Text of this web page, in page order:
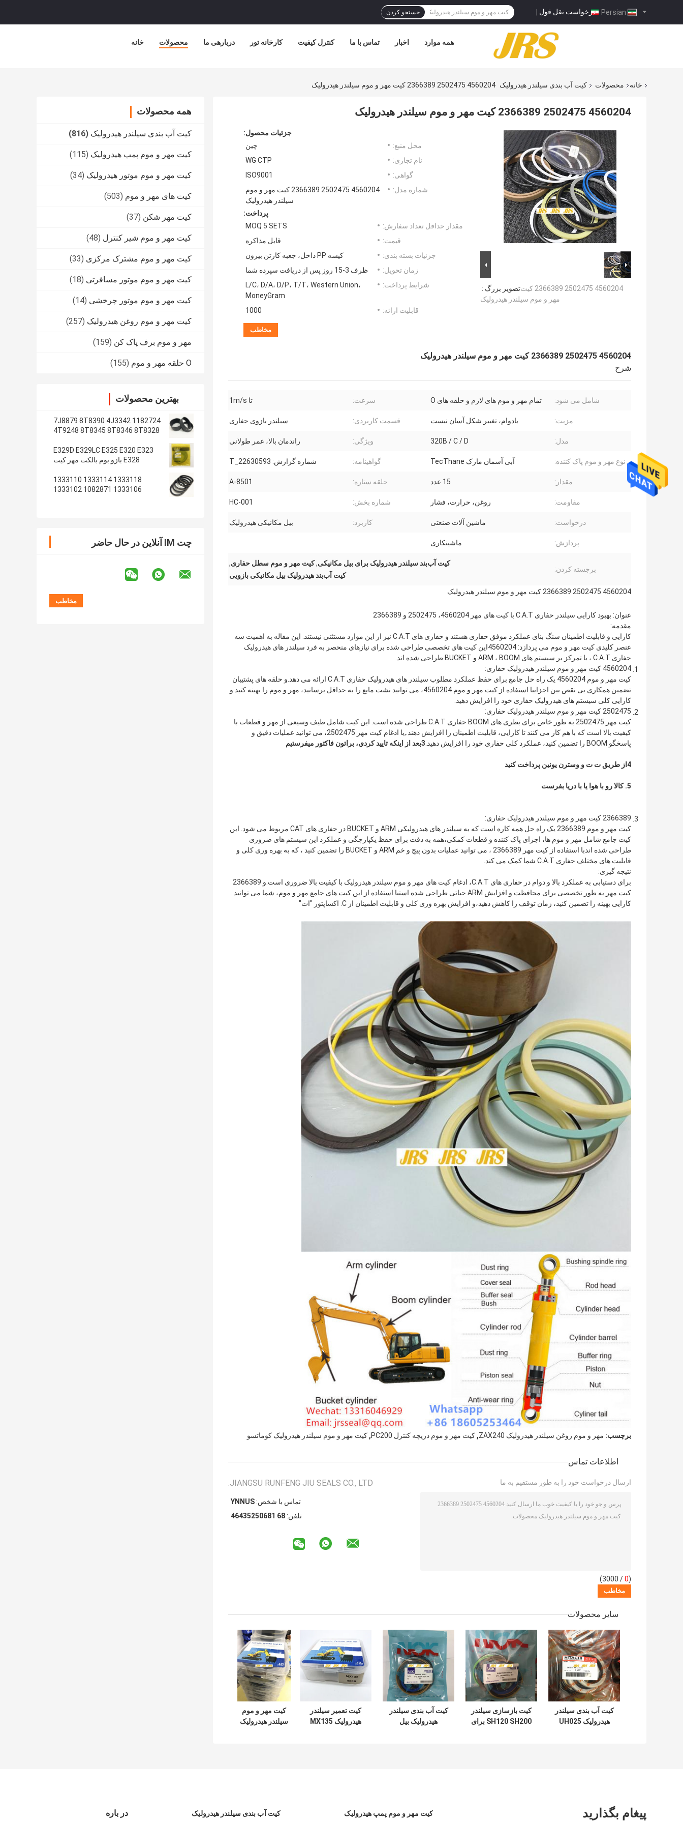
درخواست نقل قول | جستجو کردن
خانه محصولات دربارهی ما کارخانه تور کنترل کیفیت تماس با ما اخبار همه موارد
خانه محصولات کیت آب بندی سیلندر هیدرولیک 4560204 2502475 2366389 کیت مهر و موم سیلندر هیدرولیک
همه محصولات
کیت آب بندی سیلندر هیدرولیک (816)
کیت مهر و موم پمپ هیدرولیک (115)
کیت مهر و موم موتور هیدرولیک (34)
کیت های مهر و موم (503)
کیت مهر شکن (37)
کیت مهر و موم شیر کنترل (48)
کیت مهر و موم مشترک مرکزی (33)
کیت مهر و موم موتور مسافرتی (18)
کیت مهر و موم موتور چرخشی (14)
کیت مهر و موم روغن هیدرولیک (257)
مهر و موم برف پاک کن (159)
O حلقه مهر و موم (155)
بهترین محصولات
1182724 7J8879 8T8390 4J3342
4T9248 8T8345 8T8346 8T8328
E329D E329LC E325 E320 E323
E328 بازو بوم بالکت مهر کیت
1333118 1333114 1333110
1333106 1082871 1333102
چت IM آنلاین در حال حاضر
4560204 2502475 2366389 کیت مهر و موم سیلندر هیدرولیک
تصویر بزرگ :4560204 2502475 2366389 کیت
مهر و موم سیلندر هیدرولیک
جزئیات محصول:
محل منبع:
چین
نام تجاری:
WG CTP
گواهی:
ISO9001
شماره مدل:
4560204 2502475 2366389 کیت مهر و موم
سیلندر هیدرولیک
پرداخت:
مقدار حداقل تعداد سفارش:
MOQ 5 SETS
قیمت:
قابل مذاکره
جزئیات بسته بندی:
کیسه PP داخل، جعبه کارتن بیرون
زمان تحویل:
ظرف 3-15 روز پس از دریافت سپرده شما
شرایط پرداخت:
L/C، D/A، D/P، T/T، Western Union،
MoneyGram
قابلیت ارائه:
1000
مخاطب
4560204 2502475 2366389 کیت مهر و موم سیلندر هیدرولیک
شرح
شامل می شود: تمام مهر و موم های لازم و حلقه های O سرعت: تا 1m/s
مزیت: بادوام، تغییر شکل آسان نیست قسمت کاربردی: سیلندر بازوی حفاری
مدل: 320B / C / D ویژگی: راندمان بالا، عمر طولانی
نوع مهر و موم پاک کننده: آبی آسمان مارک TecThane گواهینامه: شماره گزارش: 22630593_T
مقدار: 15 عدد حلقه ستاره: A-8501
مقاومت: روغن، حرارت، فشار شماره بخش: HC-001
درخواست: ماشین آلات صنعتی کاربرد: بیل مکانیکی هیدرولیک
پردازش: ماشینکاری
برجسته کردن:
کیت آب‌بند سیلندر هیدرولیک برای بیل مکانیکی,کیت مهر و موم سطل حفاری,
کیت آب‌بند هیدرولیک بیل مکانیکی بازویی
4560204 2502475 2366389 کیت مهر و موم سیلندر هیدرولیک
عنوان: بهبود کارایی سیلندر حفاری C.A.T با کیت های مهر 4560204، 2502475 و 2366389
مقدمه:
کارایی و قابلیت اطمینان سنگ بنای عملکرد موفق حفاری هستند و حفاری های C.A.T نیز از این موارد مستثنی نیستند. این مقاله به اهمیت سه
عنصر کلیدی کیت مهر و موم می پردازد: 4560204این کیت های تخصصی طراحی شده برای نیازهای منحصر به فرد سیلندر های هیدرولیک
حفاری C.A.T ، با تمرکز بر سیستم های ARM ، BOOM و BUCKET طراحی شده اند.
4560204 کیت مهر و موم سیلندر هیدرولیک حفاری:
کیت مهر و موم 4560204 یک راه حل جامع برای حفظ عملکرد مطلوب سیلندر های هیدرولیک حفاری C.A.T ارائه می دهد.و حلقه های پشتیبان
تضمین همکاری بی نقص بین اجزایبا استفاده از کیت مهر و موم 4560204، می توانید نشت مایع را به حداقل برسانید، مهر و موم را بهینه کنید و
کارایی کلی سیستم های هیدرولیک حفاری خود را افزایش دهید.
2502475 کیت مهر و موم سیلندر هیدرولیک حفاری:
کیت مهر 2502475 به طور خاص برای بطری های BOOM حفاری C.A.T طراحی شده است. این کیت شامل طیف وسیعی از مهر و قطعات با
کیفیت بالا است که با هم کار می کنند تا کارایی، قابلیت اطمینان را افزایش دهند.,با ادغام کیت مهر 2502475، می توانید عملیات دقیق و
پاسخگو BOOM را تضمین کنید، عملکرد کلی حفاری خود را افزایش دهید.
3بعد از اينکه تاييد کردي، براتون فاکتور ميفرستيم
4از طریق ت ت و وسترن يونين پرداخت کنيد
5. کالا رو با هوا يا با دريا بفرست
2366389 کیت مهر و موم سیلندر هیدرولیک حفاری:
کیت مهر و موم 2366389 یک راه حل همه کاره است که به سیلندر های هیدرولیکی ARM و BUCKET در حفاری های CAT مربوط می شود. این
کیت جامع شامل مهر و موم ها، اجزای پاک کننده و قطعات کمکی،همه به دقت برای حفظ یکپارچگی و عملکرد این سیستم های ضروری
طراحی شده اندبا استفاده از کیت مهر 2366389 ، می توانید عملیات بدون پیچ و خم ARM و BUCKET را تضمین کنید ، که به بهره وری کلی و
قابلیت های مختلف حفاری C.A.T شما کمک می کند.
نتیجه گیری:
برای دستیابی به عملکرد بالا و دوام در حفاری های C.A.T، ادغام کیت های مهر و موم سیلندر هیدرولیک با کیفیت بالا ضروری است.و 2366389
کیت مهر به طور تخصصی برای محافظت و افزایش ARM حیاتی طراحی شده استبا استفاده از این کیت های جامع مهر و موم، شما می توانید
کارایی بهینه را تضمین کنید، زمان توقف را کاهش دهید،و افزایش بهره وری کلی و قابلیت اطمینان از C. اکساپتور "ات"
برچسب: مهر و موم روغن سیلندر هیدرولیک ZAX240 , کیت مهر و موم دریچه کنترل PC200 , کیت مهر و موم سیلندر هیدرولیک کوماتسو
اطلاعات تماس
JIANGSU RUNFENG JIU SEALS CO., LTD.
تماس با شخص: SUNNY
تلفن: 86 18605253464
ارسال درخواست خود را به طور مستقیم به ما
(
0
/ 3000)
سایر محصولات
کیت آب بندی سیلندر
هیدرولیک UH025
کیت بازسازی سیلندر
SH120 SH200 برای
کیت آب بندی سیلندر
هیدرولیک بیل
کیت تعمیر سیلندر
هیدرولیک MX135
کیت مهر و موم
سیلندر هیدرولیک
در باره کیت آب بندی سیلندر هیدرولیک کیت مهر و موم پمپ هیدرولیک پیغام بگذارید